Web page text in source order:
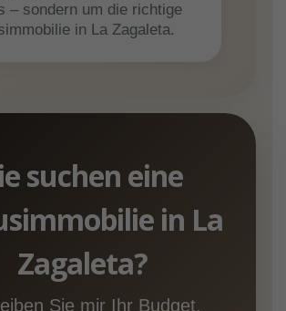
– sondern um die richtige
in La Zagaleta.
suchen eine
in La
Zagaleta?
Sie mir Ihr Budget,